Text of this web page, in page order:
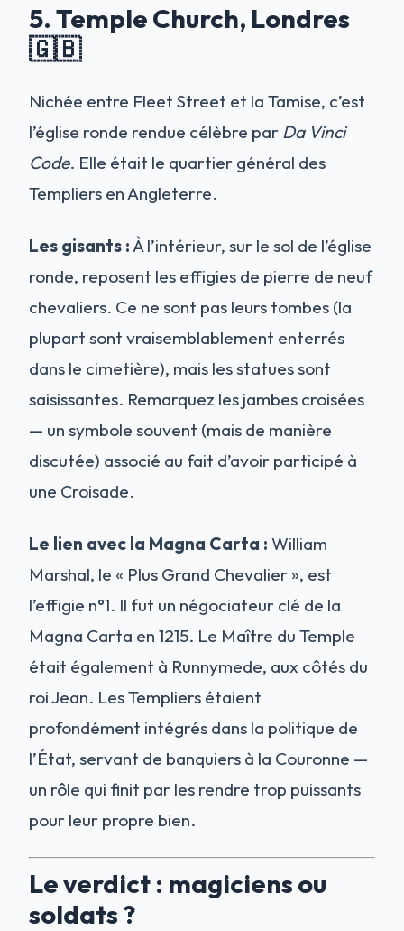
5. Temple Church, Londres
🇬🇧
Nichée entre Fleet Street et la Tamise, c’est
l’église ronde rendue célèbre par Da Vinci
Code. Elle était le quartier général des
Templiers en Angleterre.
Les gisants :À l’intérieur, sur le sol de l’église
ronde, reposent les effigies de pierre de neuf
chevaliers. Ce ne sont pas leurs tombes (la
plupart sont vraisemblablement enterrés
dans le cimetière), mais les statues sont
saisissantes. Remarquez les jambes croisées
— un symbole souvent (mais de manière
discutée) associé au fait d’avoir participé à
une Croisade.
Le lien avec la Magna Carta : William
Marshal, le « Plus Grand Chevalier », est
l’effigie n°1. Il fut un négociateur clé de la
Magna Carta en 1215. Le Maître du Temple
était également à Runnymede, aux côtés du
roi Jean. Les Templiers étaient
profondément intégrés dans la politique de
l’État, servant de banquiers à la Couronne —
un rôle qui finit par les rendre trop puissants
pour leur propre bien.
Le verdict : magiciens ou
soldats ?